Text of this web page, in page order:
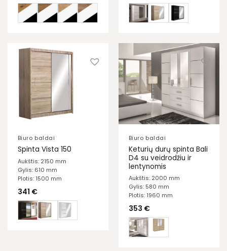
Biuro baldai
Spinta Vista 150
Aukštis: 2150 mm
Gylis: 610 mm
Plotis: 1500 mm
341 €
Biuro baldai
Keturių durų spinta Bali
D4 su veidrodžiu ir
lentynomis
Aukštis: 2000 mm
Gylis: 580 mm
Plotis: 1960 mm
353 €